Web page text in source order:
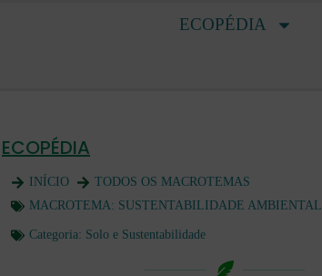
ECOPÉDIA
ECOPÉDIA
INÍCIO
TODOS OS MACROTEMAS
MACROTEMA: SUSTENTABILIDADE AMBIENTAL
Categoria: Solo e Sustentabilidade